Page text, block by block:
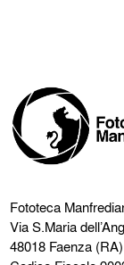
Fototeca
Via S.Maria
48018 Faenza (RA)